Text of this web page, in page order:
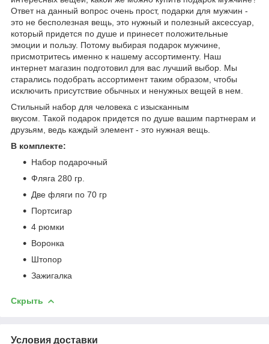
Ответ на данный вопрос очень прост, подарки для мужчин -
это не бесполезная вещь, это нужный и полезный аксессуар,
который придется по душе и принесет положительные
эмоции и пользу. Потому выбирая подарок мужчине,
присмотритесь именно к нашему ассортименту. Наш
интернет магазин подготовил для вас лучший выбор. Мы
старались подобрать ассортимент таким образом, чтобы
исключить присутствие обычных и ненужных вещей в нем.
Стильный набор для человека с изысканным
вкусом. Такой подарок придется по душе вашим партнерам и
друзьям, ведь каждый элемент - это нужная вещь.
В комплекте:
Набор подарочный
Фляга 280 гр.
Две фляги по 70 гр
Портсигар
4 рюмки
Воронка
Штопор
Зажигалка
Скрыть
Условия доставки